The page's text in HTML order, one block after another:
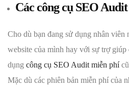
Các công cụ SEO
Cho dù bạn đang sử dụng nhân viên
website của mình hay với sự trợ
dụng công cụ SEO Audit miễn phí
Mặc dù các phiên bản miễn phí của